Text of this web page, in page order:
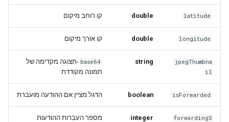
latitude
double קו רוחב מיקום
longitude
double קו אורך מיקום
jpegThumbna
il
string
base64 -תצוגה מקדימה של
תמונה מקודדת
isForwarded
boolean הדגל מציין אם ההודעה מועברת
forwardingS
integer מספר העברות ההודעות